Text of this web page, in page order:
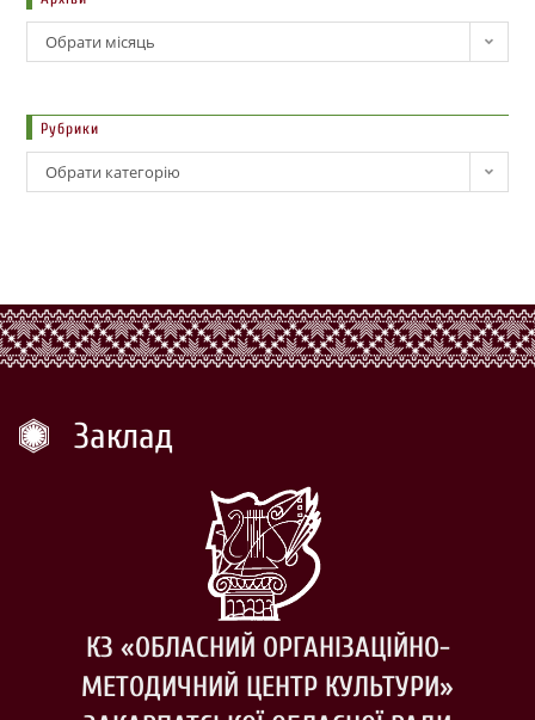
Обрати місяць
Рубрики
Обрати категорію
Заклад
КЗ «ОБЛАСНИЙ ОРГАНІЗАЦІЙНО-
МЕТОДИЧНИЙ ЦЕНТР КУЛЬТУРИ»